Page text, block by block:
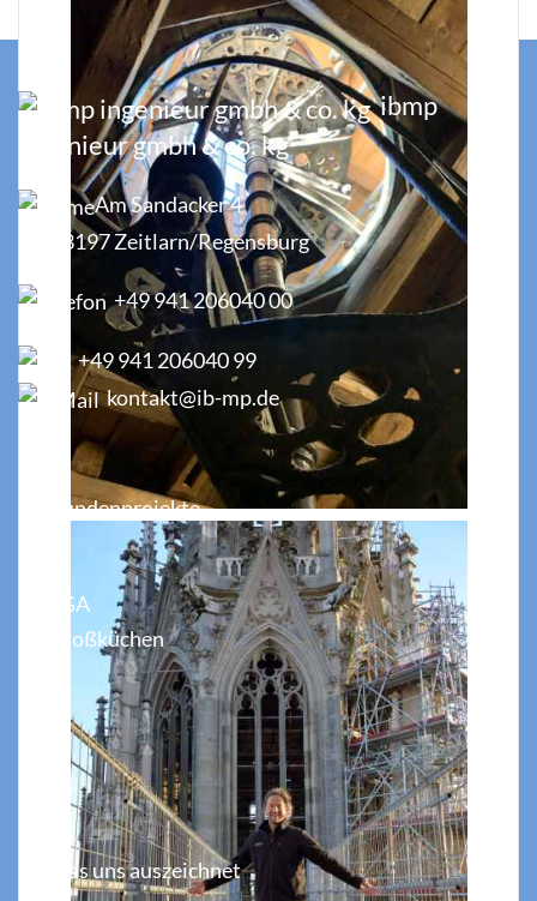
ibmp
ingenieur gmbh & co. kg
Am Sandacker 4
93197 Zeitlarn/Regensburg
+49 941 206040 00
+49 941 206040 99
kontakt@ib-mp.de
Projekte
Kundenprojekte
Leistungen
TGA
Großküchen
Stellenangebote
Aktuelles
Kontakt
Unser Büro
Was uns auszeichnet